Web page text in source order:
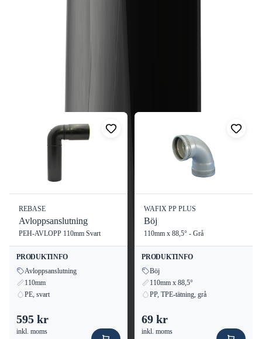
Denna böj har en ytterdiameter på 90 mm och en väggtjocklek på
45 mm, vilket gör den robust och hållbar för inomhusbruk.
REBASE
Avloppsanslutning
PEH-AVLOPP 110mm Svart
PRODUKTINFO
Avloppsanslutning
110mm
PE, svart
595 kr
inkl. moms
WAFIX PP PLUS
Böj
110mm x 88,5° - Grå
PRODUKTINFO
Böj
110mm x 88,5°
PP, TPE-tätning, grå
69 kr
inkl. moms